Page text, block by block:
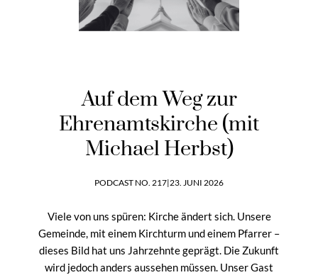
Auf dem Weg zur
Ehrenamtskirche (mit
Michael Herbst)
PODCAST NO. 217|23. JUNI 2026
Viele von uns spüren: Kirche ändert sich. Unsere
Gemeinde, mit einem Kirchturm und einem Pfarrer –
dieses Bild hat uns Jahrzehnte geprägt. Die Zukunft
wird jedoch anders aussehen müssen. Unser Gast